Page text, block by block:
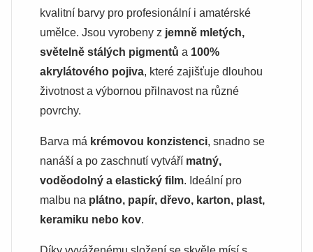
kvalitní barvy pro profesionální i amatérské
umělce. Jsou vyrobeny z jemně mletých,
světelně stálých pigmentů a 100%
akrylátového pojiva, které zajišťuje dlouhou
životnost a výbornou přilnavost na různé
povrchy.
Barva má krémovou konzistenci, snadno se
nanáší a po zaschnutí vytváří matný,
voděodolný a elastický film. Ideální pro
malbu na plátno, papír, dřevo, karton, plast,
keramiku nebo kov.